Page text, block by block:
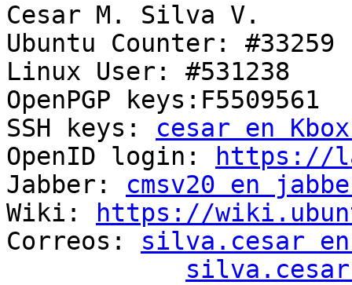
Cesar M. Silva V.
Ubuntu Counter: #33259
Linux User: #531238
OpenPGP keys:F5509561
SSH keys: cesar en
OpenID login:
https://
Jabber: cmsv20 en
Wiki:
https://
Correos: silva.cesar
silva.cesar